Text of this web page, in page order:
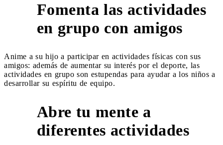
Fomenta las actividades
en grupo con amigos
Anime a su hijo a participar en actividades físicas con sus
amigos: además de aumentar su interés por el deporte, las
actividades en grupo son estupendas para ayudar a los niños a
desarrollar su espíritu de equipo.
Abre tu mente a
diferentes actividades